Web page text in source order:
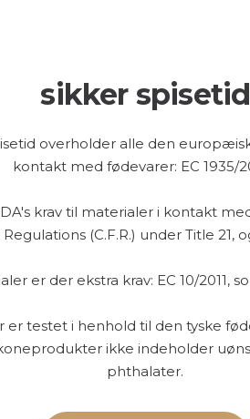
sikker spisetid
overholder alle den
kontakt med fødevarer: EC 1935/
krav til materialer i kontakt
(C.F.R.) under Title 21,
er der ekstra krav: EC 10/2011,
er testet i henhold til den tyske
ikke indeholder
phthalater.